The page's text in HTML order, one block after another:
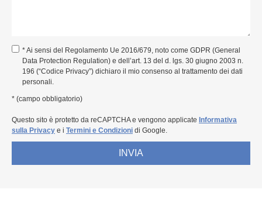
* Ai sensi del Regolamento Ue 2016/679, noto come GDPR (General
Data Protection Regulation) e dell’art. 13 del d. lgs. 30 giugno 2003 n.
196 (“Codice Privacy”) dichiaro il mio consenso al trattamento dei dati
personali.
* (campo obbligatorio)
Questo sito è protetto da reCAPTCHA e vengono applicate Informativa
sulla Privacy e i Termini e Condizioni di Google.
INVIA